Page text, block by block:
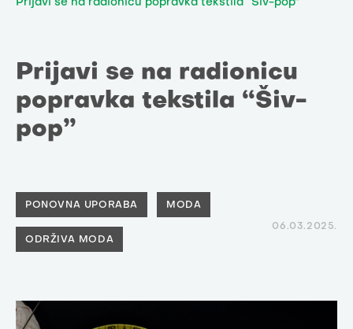
Prijavi se na radionicu popravka tekstila “Šiv-pop”
Prijavi se na radionicu
popravka tekstila “Šiv-
pop”
PONOVNA UPORABA MODA
ODRŽIVA MODA
06.03.2025.